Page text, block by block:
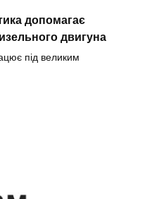
допомагає
двигуна
під великим